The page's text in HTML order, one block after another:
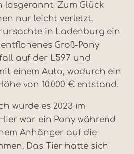
losgerannt. Zum Glück
nur leicht verletzt.
in Ladenburg ein
Groß-Pony
auf der L597 und
einem Auto, wodurch ein
von 10.000 € entstand.
wurde es 2023 im
war ein Pony während
Anhänger auf die
Das Tier hatte sich